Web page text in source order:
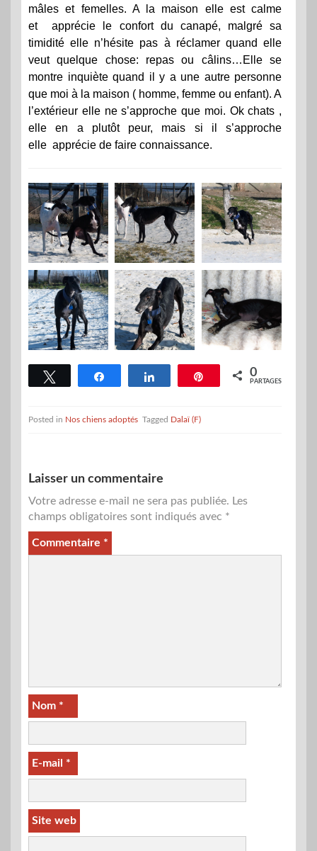
mâles et femelles. A la maison elle est calme
et apprécie le confort du canapé, malgré sa
timidité elle n’hésite pas à réclamer quand elle
veut quelque chose: repas ou câlins…Elle se
montre inquiète quand il y a une autre personne
que moi à la maison ( homme, femme ou enfant). A
l’extérieur elle ne s’approche que moi. Ok chats ,
elle en a plutôt peur, mais si il s’approche
elle apprécie de faire connaissance.
Tweetez Partagez Partagez Épingle 0
PARTAGES
Posted in Nos chiens adoptés Tagged Dalaï (F)
Laisser un commentaire
Votre adresse e-mail ne sera pas publiée. Les
champs obligatoires sont indiqués avec *
Commentaire *
Nom *
E-mail *
Site web